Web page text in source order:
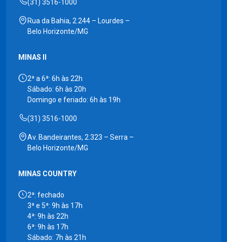
(31) 3516-1000
Rua da Bahia, 2.244 – Lourdes –
Belo Horizonte/MG
MINAS II
2ª a 6ª: 6h às 22h
Sábado: 6h às 20h
Domingo e feriado: 6h às 19h
(31) 3516-1000
Av. Bandeirantes, 2.323 – Serra –
Belo Horizonte/MG
MINAS COUNTRY
2ª: fechado
3ª e 5ª: 9h às 17h
4ª: 9h às 22h
6ª: 9h às 17h
Sábado: 7h às 21h